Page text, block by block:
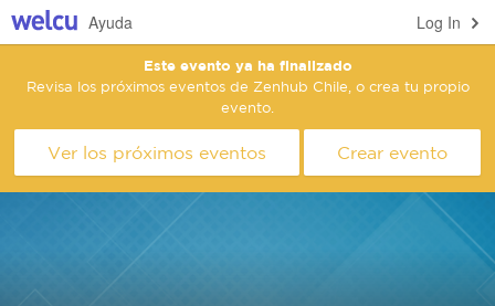
Log In
Ayuda
Este evento ya ha finalizado
Revisa los próximos eventos de Zenhub Chile, o crea tu propio
evento.
Ver los próximos eventos Crear evento